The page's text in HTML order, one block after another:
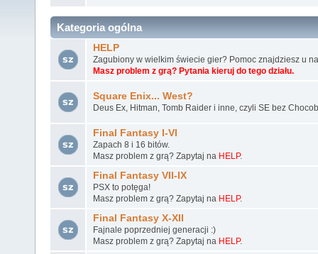
Kategoria ogólna
HELP
Zagubiony w wielkim świecie gier? Pomoc znajdziesz u
Masz problem z grą? Pytania kieruj do tego działu.
Square Enix... West?
Deus Ex, Hitman, Tomb Raider i inne, czyli SE bez
Final Fantasy I-VI
Zapach 8 i 16 bitów.
Masz problem z grą? Zapytaj na HELP.
Final Fantasy VII-IX
PSX to potęga!
Masz problem z grą? Zapytaj na HELP.
Final Fantasy X-XII
Fajnale poprzedniej generacji :)
Masz problem z grą? Zapytaj na HELP.